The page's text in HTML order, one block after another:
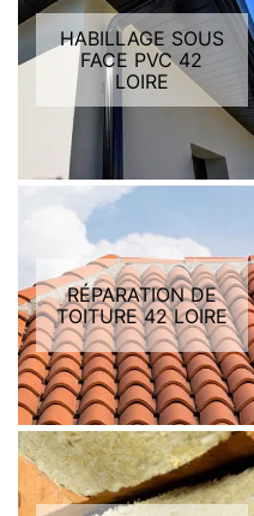
HABILLAGE SOUS
FACE PVC 42
LOIRE
RÉPARATION DE
TOITURE 42 LOIRE